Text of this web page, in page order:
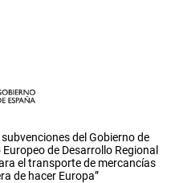
del Gobierno de
de Desarrollo Regional
el transporte de mercancías
de hacer Europa”